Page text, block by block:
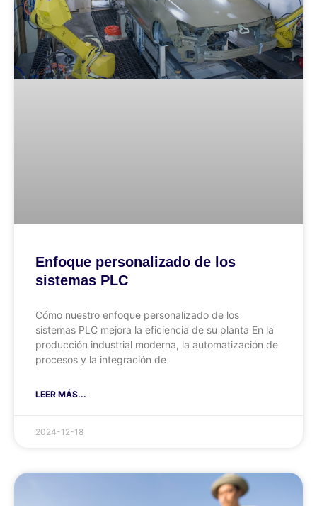
Enfoque personalizado de los
sistemas PLC
Cómo nuestro enfoque personalizado de los
sistemas PLC mejora la eficiencia de su planta En la
producción industrial moderna, la automatización de
procesos y la integración de
LEER MÁS...
2024-12-18